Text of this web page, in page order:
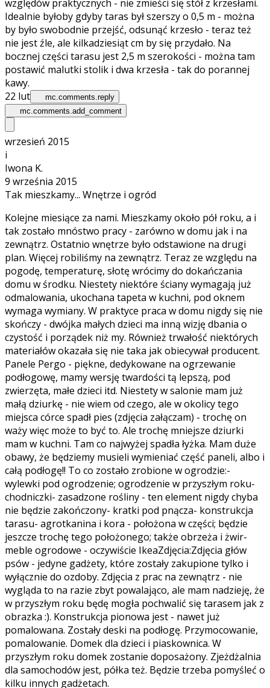
względów praktycznych - nie zmieści się stół z krzesłami.
Idealnie byłoby gdyby taras był szerszy o 0,5 m - można
by było swobodnie przejść, odsunąć krzesło - teraz też
nie jest źle, ale kilkadziesiąt cm by się przydało. Na
bocznej części tarasu jest 2,5 m szerokości - można tam
postawić malutki stolik i dwa krzesła - tak do porannej
kawy.
22 lut
mc.comments.reply
mc.comments.add_comment
wrzesień 2015
i
Iwona K.
9 września 2015
Tak mieszkamy... Wnętrze i ogród
Kolejne miesiące za nami. Mieszkamy około pół roku, a i
tak zostało mnóstwo pracy - zarówno w domu jak i na
zewnątrz. Ostatnio wnętrze było odstawione na drugi
plan. Więcej robiliśmy na zewnątrz. Teraz ze względu na
pogodę, temperaturę, słotę wrócimy do dokańczania
domu w środku. Niestety niektóre ściany wymagają już
odmalowania, ukochana tapeta w kuchni, pod oknem
wymaga wymiany. W praktyce praca w domu nigdy się nie
skończy - dwójka małych dzieci ma inną wizję dbania o
czystość i porządek niż my. Również trwałość niektórych
materiałów okazała się nie taka jak obiecywał producent.
Panele Pergo - piękne, dedykowane na ogrzewanie
podłogowę, mamy wersję twardości tą lepszą, pod
zwierzęta, małe dzieci itd. Niestety w salonie mam już
małą dziurkę - nie wiem od czego, ale w okolicy tego
miejsca córce spadł pies (zdjęcia załączam) - trochę on
waży więc może to być to. Ale trochę mniejsze dziurki
mam w kuchni. Tam co najwyżej spadła łyżka. Mam duże
obawy, że będziemy musieli wymieniać część paneli, albo i
całą podłogę!! To co zostało zrobione w ogrodzie:-
wylewki pod ogrodzenie; ogrodzenie w przyszłym roku-
chodniczki- zasadzone rośliny - ten element nigdy chyba
nie będzie zakończony- kratki pod pnącza- konstrukcja
tarasu- agrotkanina i kora - położona w części; będzie
jeszcze trochę tego położonego; także obrzeża i żwir-
meble ogrodowe - oczywiście IkeaZdjęcia:Zdjęcia głów
psów - jedyne gadżety, które zostały zakupione tylko i
wyłącznie do ozdoby. Zdjęcia z prac na zewnątrz - nie
wygląda to na razie zbyt powalająco, ale mam nadzieję, że
w przyszłym roku będę mogła pochwalić się tarasem jak z
obrazka :). Konstrukcja pionowa jest - nawet już
pomalowana. Zostały deski na podłogę. Przymocowanie,
pomalowanie. Domek dla dzieci i piaskownica. W
przyszłym roku domek zostanie doposażony. Zjeżdżalnia
dla samochodów jest, półka też. Będzie trzeba pomyśleć o
kilku innych gadżetach.